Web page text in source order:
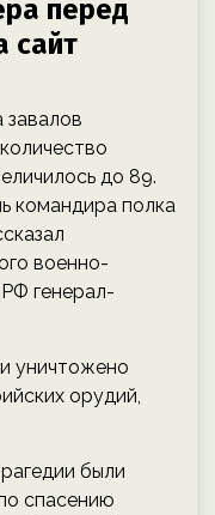
до 89.
командира полка
военно-
генерал-
уничтожено
орудий,
были
спасению